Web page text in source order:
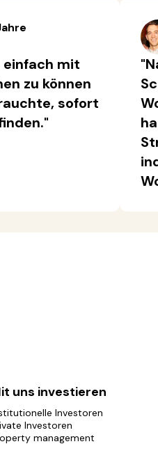
einfach mit
zu können
sofort
uns investieren
Investoren
Investoren
management